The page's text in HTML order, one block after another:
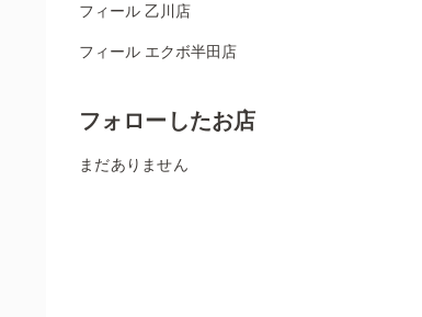
フィール 乙川店
フィール エクボ半田店
フォローしたお店
まだありません